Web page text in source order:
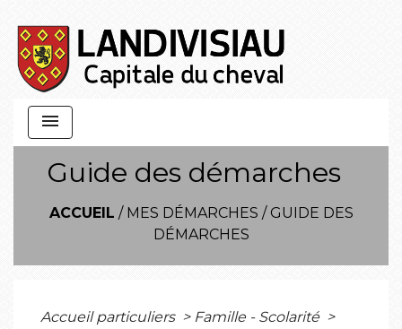
menu
Guide des démarches
ACCUEIL / MES DÉMARCHES / GUIDE DES
DÉMARCHES
Accueil particuliers > Famille - Scolarité >